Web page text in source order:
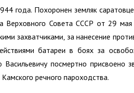
года. Похоронен земляк
Верховного Совета СССР от 29
захватчиками, за нанесение
батареи в боях за
посмертно присвоено
речного пароходства.